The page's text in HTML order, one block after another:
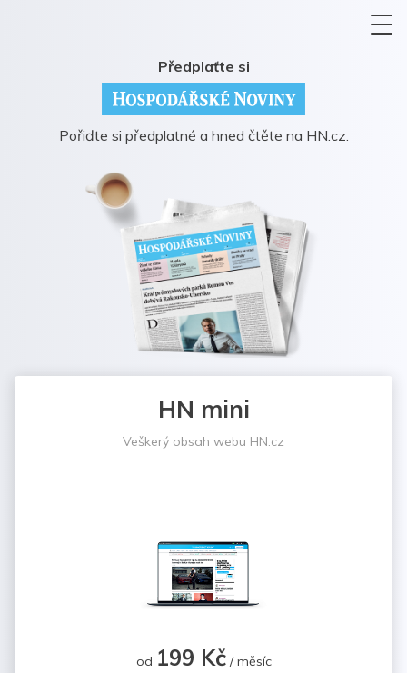
Předplaťte si
Pořiďte si předplatné a hned čtěte na HN.cz.
HN mini
Veškerý obsah webu HN.cz
od 199 Kč/ měsíc